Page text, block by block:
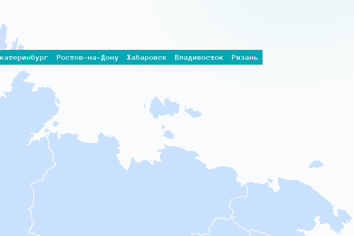
Ростов-на-Дону Хабаровск Владивосток
Рязань